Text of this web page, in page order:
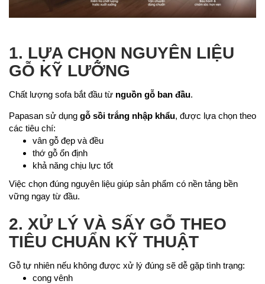
1. LỰA CHỌN NGUYÊN LIỆU
GỖ KỸ LƯỠNG
Chất lượng sofa bắt đầu từ nguồn gỗ ban đầu.
Papasan sử dụng gỗ sồi trắng nhập khẩu, được lựa chọn theo
các tiêu chí:
vân gỗ đẹp và đều
thớ gỗ ổn định
khả năng chịu lực tốt
Việc chọn đúng nguyên liệu giúp sản phẩm có nền tảng bền
vững ngay từ đầu.
2. XỬ LÝ VÀ SẤY GỖ THEO
TIÊU CHUẨN KỸ THUẬT
Gỗ tự nhiên nếu không được xử lý đúng sẽ dễ gặp tình trạng:
cong vênh